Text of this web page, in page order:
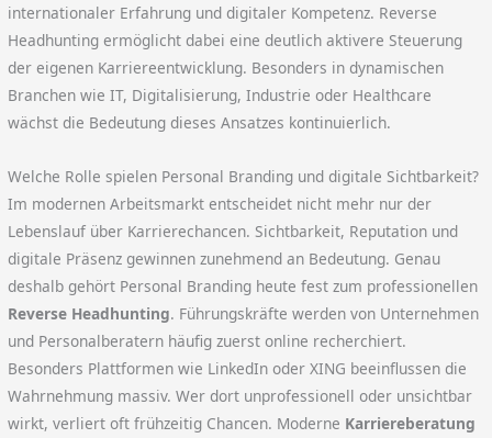
internationaler Erfahrung und digitaler Kompetenz. Reverse
Headhunting ermöglicht dabei eine deutlich aktivere Steuerung
der eigenen Karriereentwicklung. Besonders in dynamischen
Branchen wie IT, Digitalisierung, Industrie oder Healthcare
wächst die Bedeutung dieses Ansatzes kontinuierlich.
Welche Rolle spielen Personal Branding und digitale Sichtbarkeit?
Im modernen Arbeitsmarkt entscheidet nicht mehr nur der
Lebenslauf über Karrierechancen. Sichtbarkeit, Reputation und
digitale Präsenz gewinnen zunehmend an Bedeutung. Genau
deshalb gehört Personal Branding heute fest zum professionellen
Reverse Headhunting. Führungskräfte werden von Unternehmen
und Personalberatern häufig zuerst online recherchiert.
Besonders Plattformen wie LinkedIn oder XING beeinflussen die
Wahrnehmung massiv. Wer dort unprofessionell oder unsichtbar
wirkt, verliert oft frühzeitig Chancen. Moderne Karriereberatung